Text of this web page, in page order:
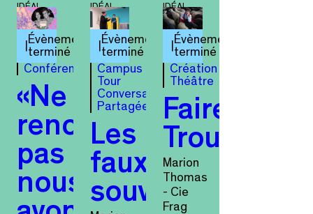
IDÉAL
Évènement
terminé
Conférence
« Ne
renoncez
pas
nous
IDÉAL
Évènement
terminé
Campus
Tour
Conversation
Partagée
Les
faux-
souvenirs
IDÉAL
Évènement
terminé
Création
Théâtre
Faire
Troupeau
Marion
Thomas
- Cie
Frag